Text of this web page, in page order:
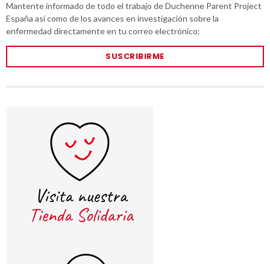
Mantente informado de todo el trabajo de Duchenne Parent Project
España así como de los avances en investigación sobre la
enfermedad directamente en tu correo electrónico:
SUSCRIBIRME